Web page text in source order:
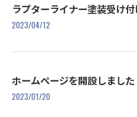
ラプターライナー塗装受け
2023/04/12
ホームページを開設しました
2023/01/20